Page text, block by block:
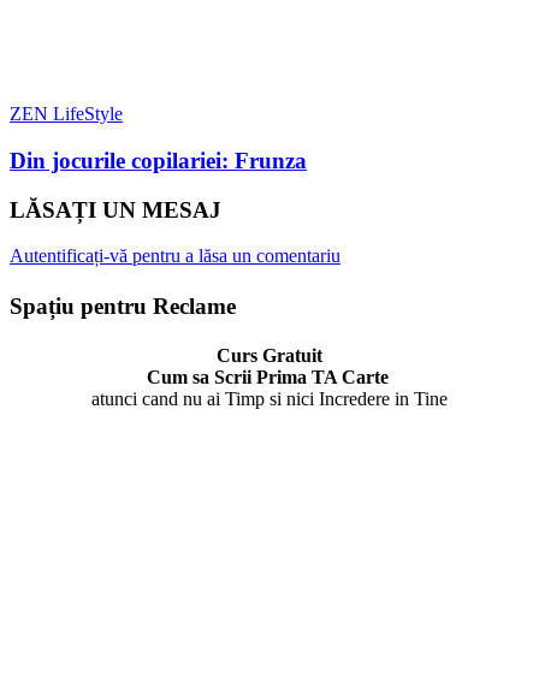
ZEN LifeStyle
Din jocurile copilariei: Frunza
LĂSAȚI UN MESAJ
Autentificați-vă pentru a lăsa un comentariu
Spațiu pentru Reclame
Curs Gratuit
Cum sa Scrii Prima TA Carte
atunci cand nu ai Timp si nici Incredere in Tine